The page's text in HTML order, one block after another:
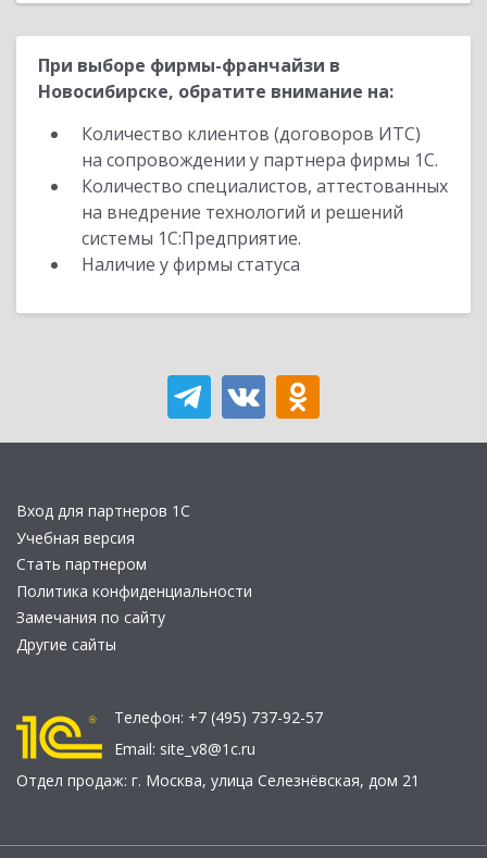
При выборе фирмы-франчайзи в
Новосибирске, обратите внимание на:
Количество клиентов (договоров ИТС)
на сопровождении у партнера фирмы 1С.
Количество специалистов, аттестованных
на внедрение технологий и решений
системы 1С:Предприятие.
Наличие у фирмы статуса
Вход для партнеров 1С
Учебная версия
Стать партнером
Политика конфиденциальности
Замечания по сайту
Другие сайты
Телефон: +7 (495) 737-92-57
Email: site_v8@1c.ru
Отдел продаж: г. Москва, улица Селезнёвская, дом 21